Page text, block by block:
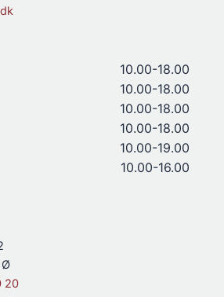
10.00-18.00
10.00-18.00
10.00-18.00
10.00-18.00
10.00-19.00
10.00-16.00
Ø
20